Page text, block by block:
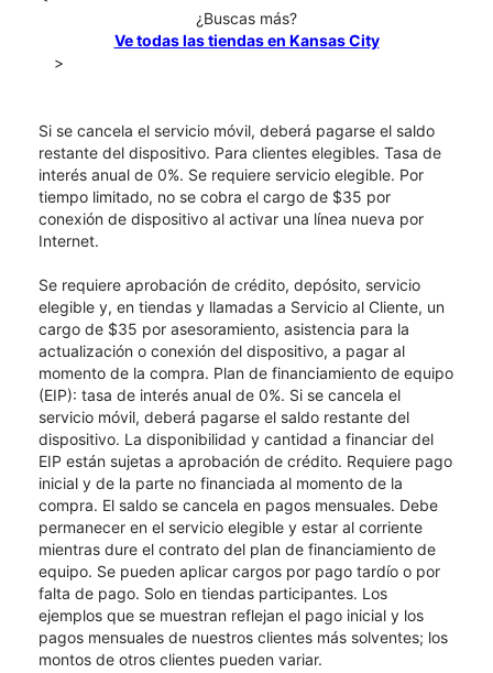
¿Buscas más?
Ve todas las tiendas en Kansas City
>
Si se cancela el servicio móvil, deberá pagarse el saldo
restante del dispositivo. Para clientes elegibles. Tasa de
interés anual de 0%. Se requiere servicio elegible. Por
tiempo limitado, no se cobra el cargo de $35 por
conexión de dispositivo al activar una línea nueva por
Internet.
Se requiere aprobación de crédito, depósito, servicio
elegible y, en tiendas y llamadas a Servicio al Cliente, un
cargo de $35 por asesoramiento, asistencia para la
actualización o conexión del dispositivo, a pagar al
momento de la compra. Plan de financiamiento de equipo
(EIP): tasa de interés anual de 0%. Si se cancela el
servicio móvil, deberá pagarse el saldo restante del
dispositivo. La disponibilidad y cantidad a financiar del
EIP están sujetas a aprobación de crédito. Requiere pago
inicial y de la parte no financiada al momento de la
compra. El saldo se cancela en pagos mensuales. Debe
permanecer en el servicio elegible y estar al corriente
mientras dure el contrato del plan de financiamiento de
equipo. Se pueden aplicar cargos por pago tardío o por
falta de pago. Solo en tiendas participantes. Los
ejemplos que se muestran reflejan el pago inicial y los
pagos mensuales de nuestros clientes más solventes; los
montos de otros clientes pueden variar.